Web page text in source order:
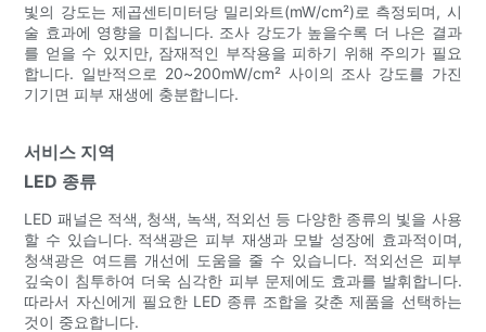
빛의 강도는 제곱센티미터당 밀리와트(mW/cm²)로 측정되며, 시
술 효과에 영향을 미칩니다. 조사 강도가 높을수록 더 나은 결과
를 얻을 수 있지만, 잠재적인 부작용을 피하기 위해 주의가 필요
합니다. 일반적으로 20~200mW/cm² 사이의 조사 강도를 가진
기기면 피부 재생에 충분합니다.
서비스 지역
LED 종류
LED 패널은 적색, 청색, 녹색, 적외선 등 다양한 종류의 빛을 사용
할 수 있습니다. 적색광은 피부 재생과 모발 성장에 효과적이며,
청색광은 여드름 개선에 도움을 줄 수 있습니다. 적외선은 피부
깊숙이 침투하여 더욱 심각한 피부 문제에도 효과를 발휘합니다.
따라서 자신에게 필요한 LED 종류 조합을 갖춘 제품을 선택하는
것이 중요합니다.